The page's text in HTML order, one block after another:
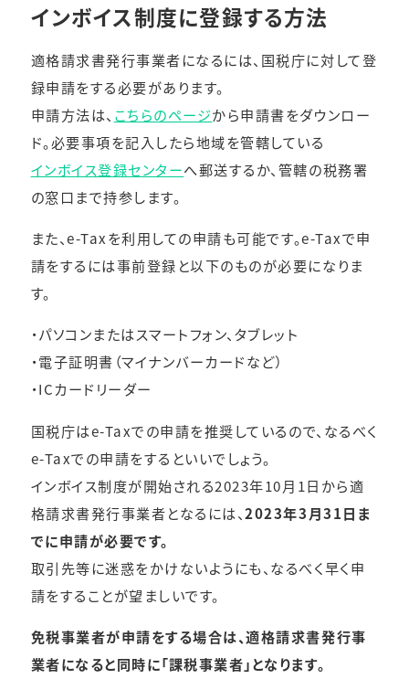
インボイス制度に登録する方法
適格請求書発行事業者になるには、国税庁に対して登
録申請をする必要があります。
申請方法は、 こちらのページから申請書をダウンロー
ド。必要事項を記入したら地域を管轄している
インボイス登録センターへ郵送するか、管轄の税務署
の窓口まで持参します。
また、e-Taxを利用しての申請も可能です。e-Taxで申
請をするには事前登録と以下のものが必要になりま
す。
・パソコンまたはスマートフォン、タブレット
・電子証明書（マイナンバーカードなど）
・ICカードリーダー
国税庁はe-Taxでの申請を推奨しているので、なるべく
e-Taxでの申請をするといいでしょう。
インボイス制度が開始される2023年10月1日から適
格請求書発行事業者となるには、2023年3月31日ま
でに申請が必要です。
取引先等に迷惑をかけないようにも、なるべく早く申
請をすることが望ましいです。
免税事業者が申請をする場合は、適格請求書発行事
業者になると同時に「課税事業者」となります。